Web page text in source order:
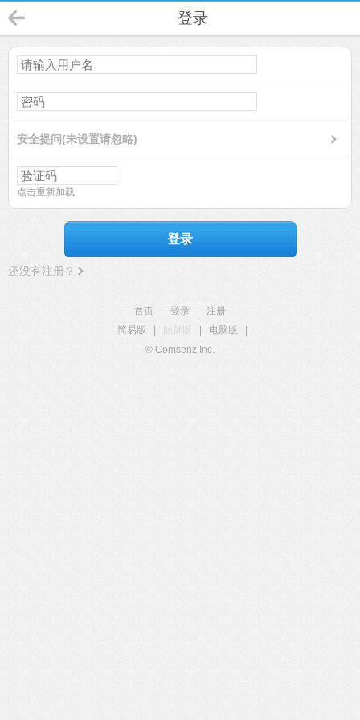
登录
安全提问(未设置请忽略)
点击重新加载
登录
还没有注册？
首页 登录
注册
简易版
触屏版 电脑版
© Comsenz Inc.